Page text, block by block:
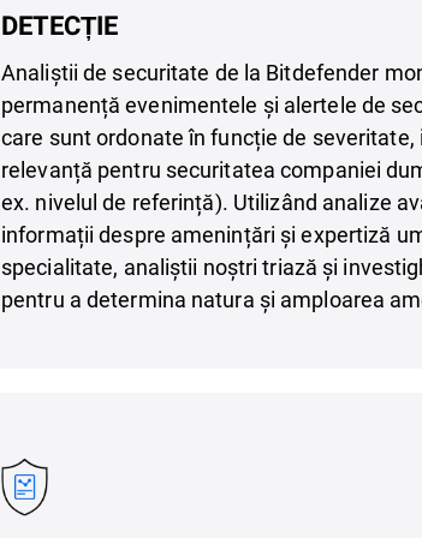
DETECȚIE
Analiștii de securitate de la Bitdefender
permanență evenimentele și alertele de
care sunt ordonate în funcție de severitate,
relevanță pentru securitatea companiei
ex. nivelul de referință). Utilizând analize
informații despre amenințări și expertiză
specialitate, analiștii noștri triază și
pentru a determina natura și amploarea